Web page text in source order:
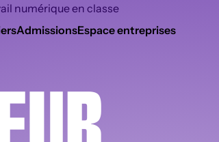
AdmissionsEspace entreprises